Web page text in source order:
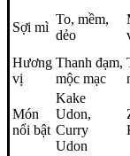
Sợi mì
To, mềm,
dẻo
Hương
vị
Thanh đạm,
mộc mạc
Món
nổi bật
Kake
Udon,
Curry
Udon